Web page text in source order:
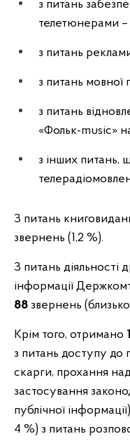
з питань
телетюнерами –
з питань
з питань мовної
з питань
«Фольк-music»
з інших питань,
З питань
звернень (1,2 %).
З питань діяльності
інформації
88 звернень (близько
Крім того, отримано
з питань доступу до
скарги, прохання
застосування
публічної
4 %) з питань